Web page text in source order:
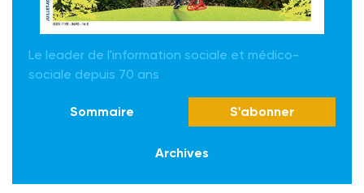
Le leader de l'information sociale et médico-
sociale depuis 70 ans
Sommaire S'abonner
Archives